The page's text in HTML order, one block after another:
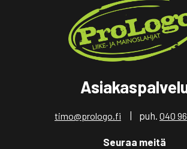
timo@prologo.fi | puh. 040
Seuraa meitä